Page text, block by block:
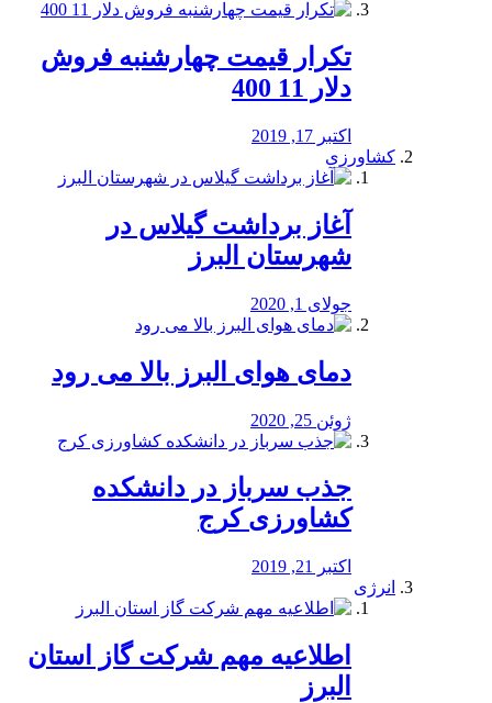
تکرار قیمت چهارشنبه فروش
دلار 11 400
اکتبر 17, 2019
کشاورزی
آغاز برداشت گیلاس در
شهرستان البرز
جولای 1, 2020
دمای هوای البرز بالا می رود
ژوئن 25, 2020
جذب سرباز در دانشکده
کشاورزی کرج
اکتبر 21, 2019
انرژی
️اطلاعیه مهم شرکت گاز استان
البرز